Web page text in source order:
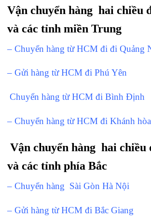
Vận chuyển hàng hai chiều
và các tỉnh miền Trung
– Chuyển hàng từ HCM đi đi Quảng
– Gửi hàng từ HCM đi Phú Yên
Chuyển hàng từ HCM đi Bình Định
– Chuyển hàng từ HCM đi Khánh hòa
Vận chuyển hàng hai chiều
và các tỉnh phía Bắc
– Chuyển hàng Sài Gòn Hà Nội
– Gửi hàng từ HCM đi Bắc Giang